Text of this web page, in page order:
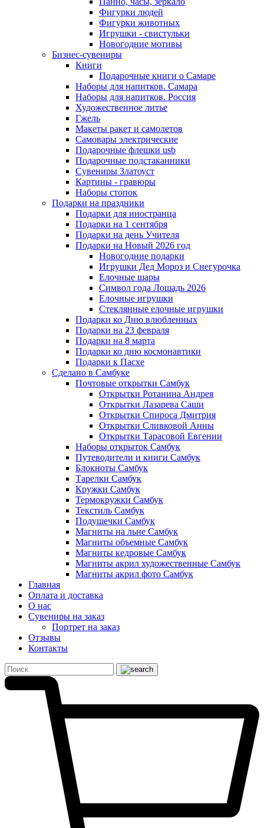
Фигурки людей
Фигурки животных
Игрушки - свистульки
Новогодние мотивы
Бизнес-сувениры
Книги
Подарочные книги о Самаре
Наборы для напитков. Самара
Наборы для напитков. Россия
Художественное литье
Гжель
Макеты ракет и самолетов
Самовары электрические
Подарочные флешки usb
Подарочные подстаканники
Сувениры Златоуст
Картины - гравюры
Наборы стопок
Подарки на праздники
Подарки для иностранца
Подарки на 1 сентября
Подарки на день Учителя
Подарки на Новый 2026 год
Новогодние подарки
Игрушки Дед Мороз и Снегурочка
Елочные шары
Символ года Лошадь 2026
Елочные игрушки
Стеклянные елочные игрушки
Подарки ко Дню влюбленных
Подарки на 23 февраля
Подарки на 8 марта
Подарки ко дню космонавтики
Подарки к Пасхе
Сделано в Самбуке
Почтовые открытки Самбук
Открытки Ротанина Андрея
Открытки Лазарева Саши
Открытки Спироса Дмитрия
Открытки Сливковой Анны
Открытки Тарасовой Евгении
Наборы открыток Самбук
Путеводители и книги Самбук
Блокноты Самбук
Тарелки Самбук
Кружки Самбук
Термокружки Самбук
Текстиль Самбук
Подушечки Самбук
Магниты на льне Самбук
Магниты объемные Самбук
Магниты кедровые Самбук
Магниты акрил художественные Самбук
Магниты акрил фото Самбук
Главная
Оплата и доставка
О нас
Сувениры на заказ
Портрет на заказ
Отзывы
Контакты